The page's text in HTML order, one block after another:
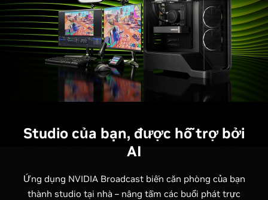
Studio của bạn, được hỗ trợ bởi
AI
Ứng dụng NVIDIA Broadcast biến căn phòng của bạn
thành studio tại nhà – nâng tầm các buổi phát trực